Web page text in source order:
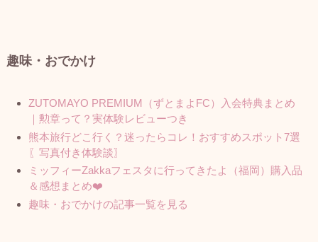
趣味・おでかけ
ZUTOMAYO PREMIUM（ずとまよFC）入会特典まとめ
｜勲章って？実体験レビューつき
熊本旅行どこ行く？迷ったらコレ！おすすめスポット7選
〖写真付き体験談〗
ミッフィーZakkaフェスタに行ってきたよ（福岡）購入品
＆感想まとめ❤️
趣味・おでかけの記事一覧を見る